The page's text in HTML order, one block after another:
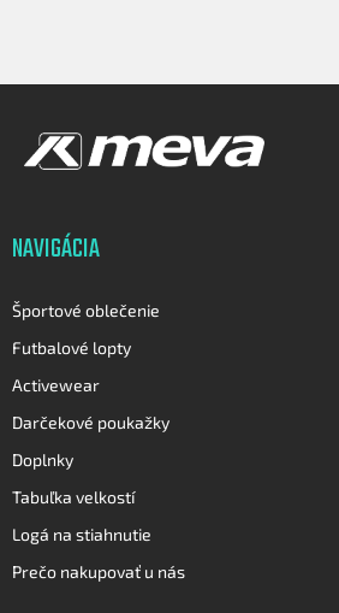
Z
NAVIGÁCIA
Športové oblečenie
Futbalové lopty
Activewear
Darčekové poukažky
Doplnky
Tabuľka velkostí
Logá na stiahnutie
Prečo nakupovať u nás